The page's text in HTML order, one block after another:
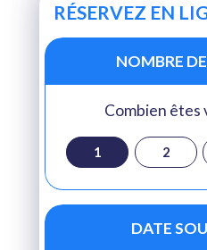
RÉSERVEZ EN
NOMBRE
Combien êtes
1 2
DATE